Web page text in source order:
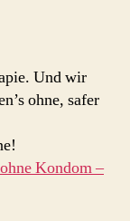
Und wir
ohne, safer
Kondom –